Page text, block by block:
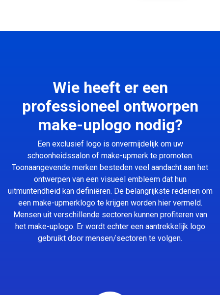
Wie heeft er een
professioneel ontworpen
make-uplogo nodig?
Een exclusief logo is onvermijdelijk om uw
schoonheidssalon of make-upmerk te promoten.
Toonaangevende merken besteden veel aandacht aan het
ontwerpen van een visueel embleem dat hun
uitmuntendheid kan definiëren. De belangrijkste redenen om
een make-upmerklogo te krijgen worden hier vermeld.
Mensen uit verschillende sectoren kunnen profiteren van
het make-uplogo. Er wordt echter een aantrekkelijk logo
gebruikt door mensen/sectoren te volgen.